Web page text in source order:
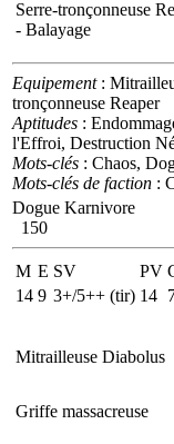
Serre-tronçonneuse
- Balayage
Equipement:
tronçonneuse Reaper
Aptitudes :
l'Effroi, Destruction
Mots-clés : Chaos,
Mots-clés de faction :
Dogue Karnivore
150
M E SV PV
14 9 3+/5++ (tir) 14
Mitrailleuse Diabolus
Griffe massacreuse